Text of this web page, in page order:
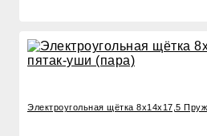
Электроугольная щётка 8x14x17,5